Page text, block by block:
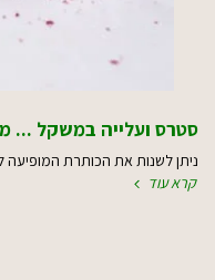
סטרס ועלייה במשקל ...
ניתן לשנות את הכותרת המופיעה
קרא עוד